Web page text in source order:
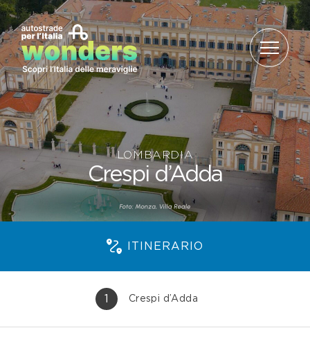
Salta al contenuto
LOMBARDIA
Crespi d’Adda
ITINERARIO
1 Crespi d’Adda